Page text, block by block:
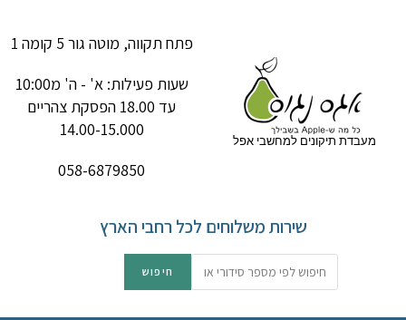
מעבדת תיקונים למחשבי אפל
פתח תקווה, מוטה גור 5 קומה 1
שעות פעילות: א' - ה' מ10:00
עד 18.00 הפסקת צהריים
14.00-15.000
058-6879850
שירות משלוחים לכל רחבי הארץ